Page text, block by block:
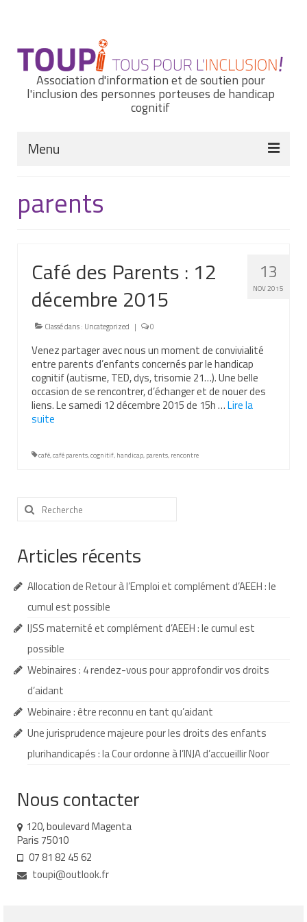
Association d'information et de soutien pour
l'inclusion des personnes porteuses de handicap
cognitif
Menu
Nous connaître
Nos missions et nos valeurs
Notre équipe
Nous contacter
Nos partenaires
Nos livres
Nos livres adaptés
Aide aux démarches
Dossier MDPH
Projet de vie
Demande d’allocations
Taux de handicap et carte d’invalidité
Demande d’orientation
Demande d’AVS
Autres aides financières
Aides municipales
Aides destinées aux fonctionnaires
Aide exceptionnelle sécurité sociale
Aide aux démarches relatives à la
scolarisation
Education nationale : ASH
parents
13
NOV 2015
Café des Parents : 12
décembre 2015
Classé dans : Uncategorized | 0
Venez partager avec nous un moment de convivialité
entre parents d’enfants concernés par le handicap
cognitif (autisme, TED, dys, trisomie 21…). Une belle
occasion de se rencontrer, d’échanger et de nouer des
liens. Le samedi 12 décembre 2015 de 15h …Lire la
suite­­
café,café parents,cognitif, handicap, parents, rencontre
Rechercher
:
Articles récents
Allocation de Retour à l’Emploi et complément d’AEEH : le
cumul est possible
IJSS maternité et complément d’AEEH : le cumul est
possible
Webinaires : 4 rendez-vous pour approfondir vos droits
d’aidant
Webinaire : être reconnu en tant qu’aidant
Une jurisprudence majeure pour les droits des enfants
plurihandicapés : la Cour ordonne à l’INJA d’accueillir Noor
Nous contacter
120, boulevard Magenta
Paris 75010
07 81 82 45 62
toupi@outlook.fr